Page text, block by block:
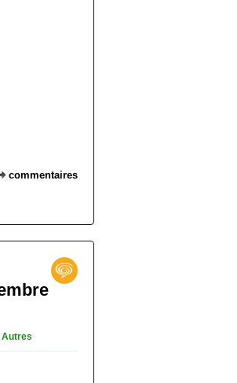
commentaires
Autres